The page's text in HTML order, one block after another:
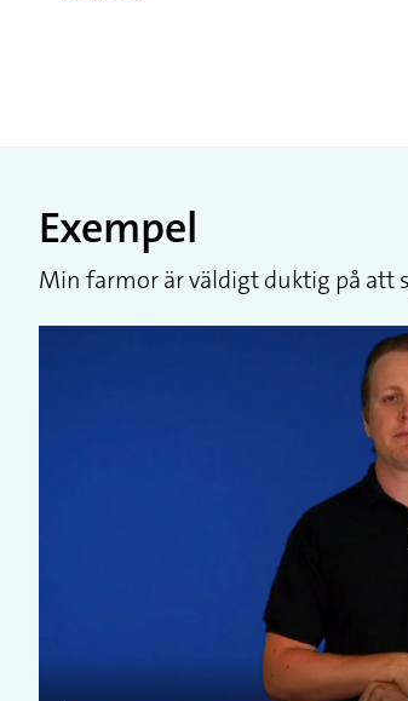
Exempel
Min farmor är väldigt duktig på att